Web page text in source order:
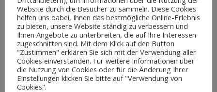
Website durch die Besucher zu sammeln. Diese Cookies
helfen uns dabei, Ihnen das bestmögliche Online-Erlebnis
zu bieten, unsere Website ständig zu verbessern und
Ihnen Angebote zu unterbreiten, die auf Ihre Interessen
zugeschnitten sind. Mit dem Klick auf den Button
"Zustimmen" erklären Sie sich mit der Verwendung aller
Cookies einverstanden. Für weitere Informationen über
die Nutzung von Cookies oder für die Änderung Ihrer
Einstellungen klicken Sie bitte auf "Verwendung von
Cookies".